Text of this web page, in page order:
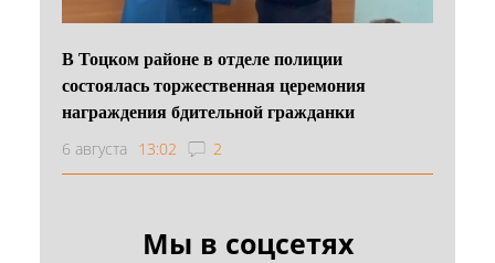
В Тоцком районе в отделе полиции
состоялась торжественная церемония
награждения бдительной гражданки
6 августа 13:02 2
Мы в соцсетях